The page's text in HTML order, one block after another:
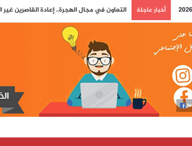
أخبار عاجلة التعاون في مجال الهجرة.. إعادة القاصرين